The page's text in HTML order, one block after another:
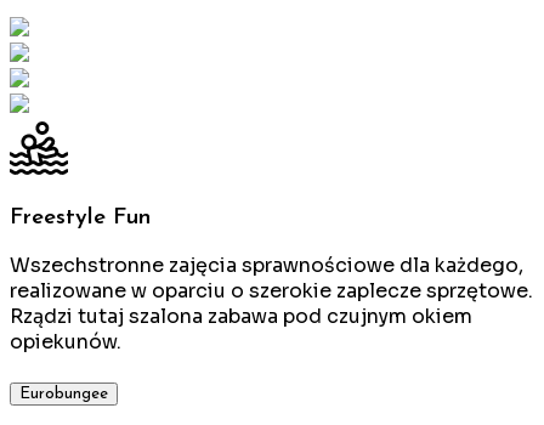
Freestyle Fun
Wszechstronne zajęcia sprawnościowe dla każdego,
realizowane w oparciu o szerokie zaplecze sprzętowe.
Rządzi tutaj szalona zabawa pod czujnym okiem
opiekunów.
Eurobungee